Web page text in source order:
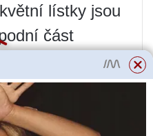
lístky jsou
část
tmavě hnědá.
lesklá